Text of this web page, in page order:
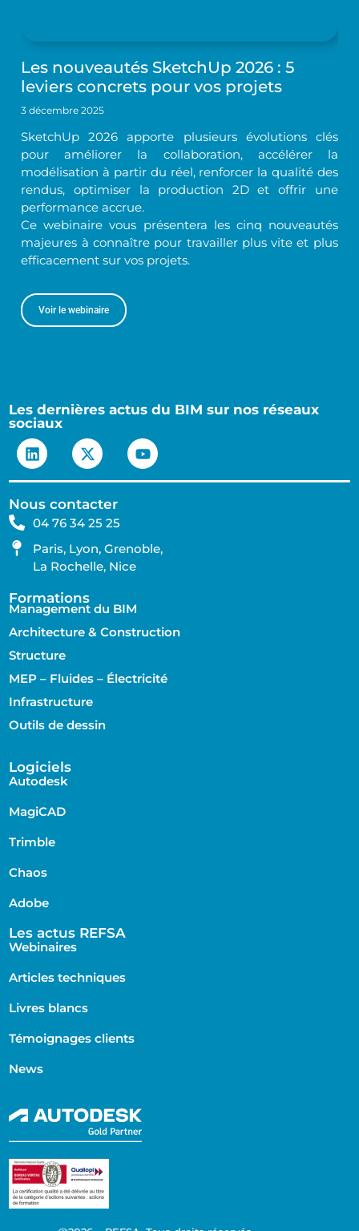
Les nouveautés SketchUp 2026 : 5
leviers concrets pour vos projets
3 décembre 2025
SketchUp 2026 apporte plusieurs évolutions clés
pour améliorer la collaboration, accélérer la
modélisation à partir du réel, renforcer la qualité des
rendus, optimiser la production 2D et offrir une
performance accrue.
Ce webinaire vous présentera les cinq nouveautés
majeures à connaître pour travailler plus vite et plus
efficacement sur vos projets.
Voir le webinaire
Les dernières actus du BIM sur nos réseaux
sociaux
Nous contacter
04 76 34 25 25
Paris, Lyon, Grenoble,
La Rochelle, Nice
Formations
Management du BIM
Architecture & Construction
Structure
MEP – Fluides – Électricité
Infrastructure
Outils de dessin
Logiciels
Autodesk
MagiCAD
Trimble
Chaos
Adobe
Les actus REFSA
Webinaires
Articles techniques
Livres blancs
Témoignages clients
News